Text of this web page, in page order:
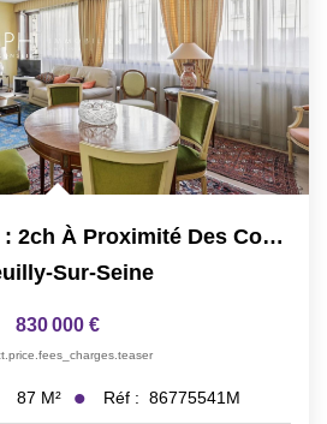
Neuilly / Château : 2ch À Proximité Des Commodités
Sur-Seine
830 000 €
87 M² Réf : 86775541M